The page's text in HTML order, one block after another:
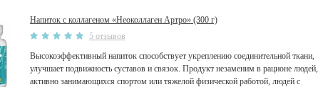
Напиток с коллагеном «Неоколлаген Артро» (300 г)
5 отзывов
Высокоэффективный напиток способствует укреплению соединительной ткани,
улучшает подвижность суставов и связок. Продукт незаменим в рационе людей,
активно занимающихся спортом или тяжелой физической работой, людей с